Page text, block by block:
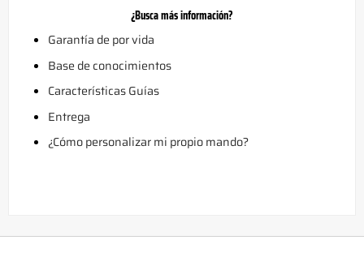
¿Busca más información?
Garantía de por vida
Base de conocimientos
Características Guías
Entrega
¿Cómo personalizar mi propio mando?